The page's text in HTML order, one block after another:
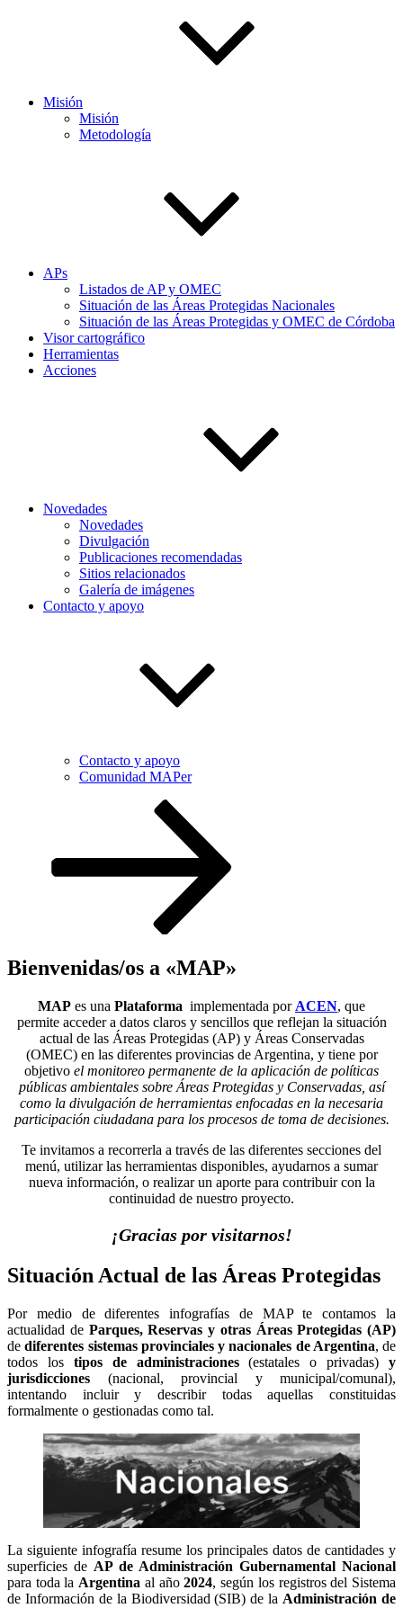
Misión
Misión
Metodología
APs
Listados de AP y OMEC
Situación de las Áreas Protegidas Nacionales
Situación de las Áreas Protegidas y OMEC de Córdoba
Visor cartográfico
Herramientas
Acciones
Novedades
Novedades
Divulgación
Publicaciones recomendadas
Sitios relacionados
Galería de imágenes
Contacto y apoyo
Contacto y apoyo
Comunidad MAPer
Bienvenidas/os a «MAP»
MAP es una Plataforma implementada por ACEN, que
permite acceder a datos claros y sencillos que reflejan la situación
actual de las Áreas Protegidas (AP) y Áreas Conservadas
(OMEC) en las diferentes provincias de Argentina, y tiene por
objetivo el monitoreo permanente de la aplicación de políticas
públicas ambientales sobre Áreas Protegidas y Conservadas, así
como la divulgación de herramientas enfocadas en la necesaria
participación ciudadana para los procesos de toma de decisiones.
Te invitamos a recorrerla a través de las diferentes secciones del
menú, utilizar las herramientas disponibles, ayudarnos a sumar
nueva información, o realizar un aporte para contribuir con la
continuidad de nuestro proyecto.
¡Gracias por visitarnos!
Situación Actual de las Áreas Protegidas
Por medio de diferentes infografías de MAP te contamos la
actualidad de Parques, Reservas y otras Áreas Protegidas (AP)
dediferentes sistemas provinciales y nacionales de Argentina, de
todos lostipos de administraciones(estatales o privadas) y
jurisdicciones (nacional, provincial y municipal/comunal),
intentando incluir y describir todas aquellas constituidas
formalmente o gestionadas como tal.
La siguiente infografía resume los principales datos de cantidades y
superficies de AP de Administración Gubernamental Nacional
para toda la Argentina al año2024, según los registros del Sistema
de Información de la Biodiversidad (SIB) de la Administración de